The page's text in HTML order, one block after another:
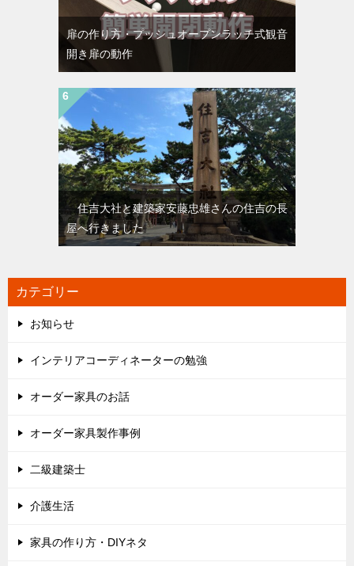
扉の作り方・プッシュオープンラッチ式観音
開き扉の動作
住吉大社と建築家安藤忠雄さんの住吉の長
屋へ行きました
カテゴリー
お知らせ
インテリアコーディネーターの勉強
オーダー家具のお話
オーダー家具製作事例
二級建築士
介護生活
家具の作り方・DIYネタ